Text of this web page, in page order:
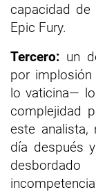
capacidad de
Epic Fury.
Tercero: un
por
lo vaticina—
complejidad
este analista,
día después